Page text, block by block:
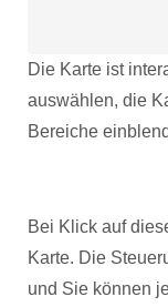
Die Karte ist
auswählen, die
Bereiche
Bei Klick auf
Karte. Die
und Sie können